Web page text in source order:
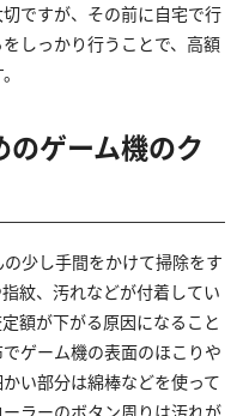
ですが、その前に自宅で行
しっかり行うことで、高額
ゲーム機のク
少し手間をかけて掃除をす
紋、汚れなどが付着してい
額が下がる原因になること
ゲーム機の表面のほこりや
い部分は綿棒などを使って
ラーのボタン周りは汚れが